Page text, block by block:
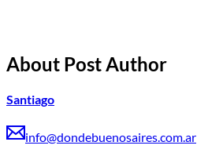
About Post Author
Santiago
info@dondebuenosaires.com.ar